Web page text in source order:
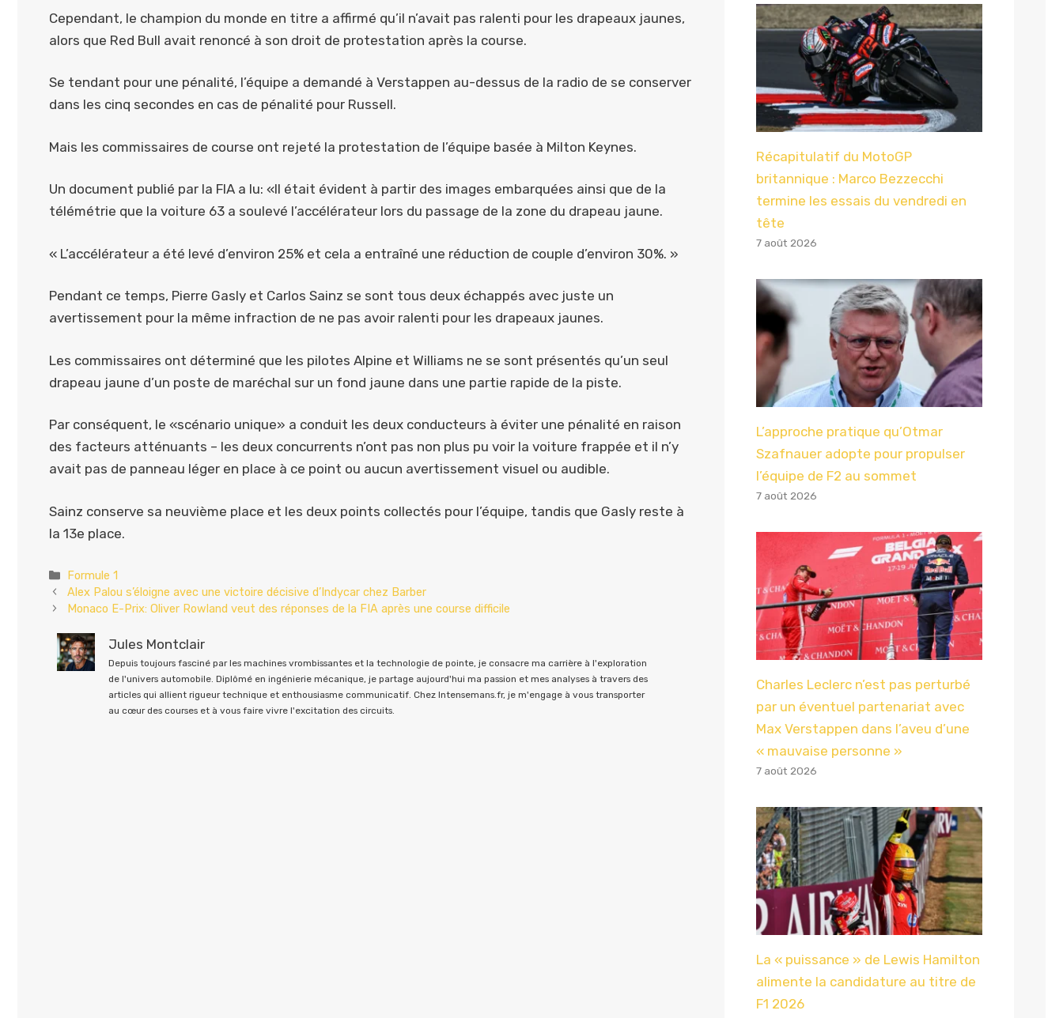
Cependant, le champion du monde en titre a affirmé qu’il n’avait pas ralenti pour les drapeaux jaunes,
alors que Red Bull avait renoncé à son droit de protestation après la course.
Se tendant pour une pénalité, l’équipe a demandé à Verstappen au-dessus de la radio de se conserver
dans les cinq secondes en cas de pénalité pour Russell.
Mais les commissaires de course ont rejeté la protestation de l’équipe basée à Milton Keynes.
Un document publié par la FIA a lu: «Il était évident à partir des images embarquées ainsi que de la
télémétrie que la voiture 63 a soulevé l’accélérateur lors du passage de la zone du drapeau jaune.
« L’accélérateur a été levé d’environ 25% et cela a entraîné une réduction de couple d’environ 30%. »
Pendant ce temps, Pierre Gasly et Carlos Sainz se sont tous deux échappés avec juste un
avertissement pour la même infraction de ne pas avoir ralenti pour les drapeaux jaunes.
Les commissaires ont déterminé que les pilotes Alpine et Williams ne se sont présentés qu’un seul
drapeau jaune d’un poste de maréchal sur un fond jaune dans une partie rapide de la piste.
Par conséquent, le «scénario unique» a conduit les deux conducteurs à éviter une pénalité en raison
des facteurs atténuants – les deux concurrents n’ont pas non plus pu voir la voiture frappée et il n’y
avait pas de panneau léger en place à ce point ou aucun avertissement visuel ou audible.
Sainz conserve sa neuvième place et les deux points collectés pour l’équipe, tandis que Gasly reste à
la 13e place.
Catégories
Formule 1
Alex Palou s’éloigne avec une victoire décisive d’Indycar chez Barber
Monaco E-Prix: Oliver Rowland veut des réponses de la FIA après une course difficile
Jules Montclair
Depuis toujours fasciné par les machines vrombissantes et la technologie de pointe, je consacre ma carrière à l'exploration
de l'univers automobile. Diplômé en ingénierie mécanique, je partage aujourd'hui ma passion et mes analyses à travers des
articles qui allient rigueur technique et enthousiasme communicatif. Chez Intensemans.fr, je m'engage à vous transporter
au cœur des courses et à vous faire vivre l'excitation des circuits.
Récapitulatif du MotoGP
britannique : Marco Bezzecchi
termine les essais du vendredi en
tête
7 août 2026
L’approche pratique qu’Otmar
Szafnauer adopte pour propulser
l’équipe de F2 au sommet
7 août 2026
Charles Leclerc n’est pas perturbé
par un éventuel partenariat avec
Max Verstappen dans l’aveu d’une
« mauvaise personne »
7 août 2026
La « puissance » de Lewis Hamilton
alimente la candidature au titre de
F1 2026